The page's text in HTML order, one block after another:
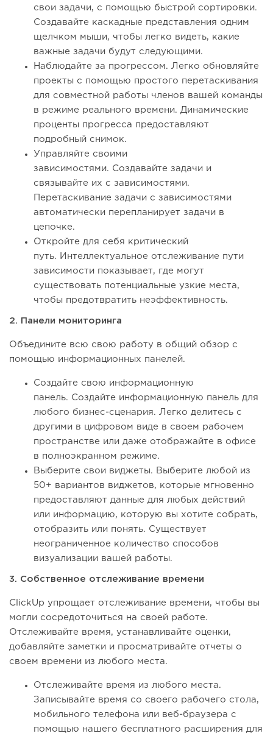
свои задачи, с помощью быстрой сортировки.
Создавайте каскадные представления одним
щелчком мыши, чтобы легко видеть, какие
важные задачи будут следующими.
Наблюдайте за прогрессом. Легко обновляйте
проекты с помощью простого перетаскивания
для совместной работы членов вашей команды
в режиме реального времени. Динамические
проценты прогресса предоставляют
подробный снимок.
Управляйте своими
зависимостями. Создавайте задачи и
связывайте их с зависимостями.
Перетаскивание задачи с зависимостями
автоматически перепланирует задачи в
цепочке.
Откройте для себя критический
путь. Интеллектуальное отслеживание пути
зависимости показывает, где могут
существовать потенциальные узкие места,
чтобы предотвратить неэффективность.
2. Панели мониторинга
Объедините всю свою работу в общий обзор с
помощью информационных панелей.
Создайте свою информационную
панель. Создайте информационную панель для
любого бизнес-сценария. Легко делитесь с
другими в цифровом виде в своем рабочем
пространстве или даже отображайте в офисе
в полноэкранном режиме.
Выберите свои виджеты. Выберите любой из
50+ вариантов виджетов, которые мгновенно
предоставляют данные для любых действий
или информацию, которую вы хотите собрать,
отобразить или понять. Существует
неограниченное количество способов
визуализации вашей работы.
3. Собственное отслеживание времени
ClickUp упрощает отслеживание времени, чтобы вы
могли сосредоточиться на своей работе.
Отслеживайте время, устанавливайте оценки,
добавляйте заметки и просматривайте отчеты о
своем времени из любого места.
Отслеживайте время из любого места.
Записывайте время со своего рабочего стола,
мобильного телефона или веб-браузера с
помощью нашего бесплатного расширения для